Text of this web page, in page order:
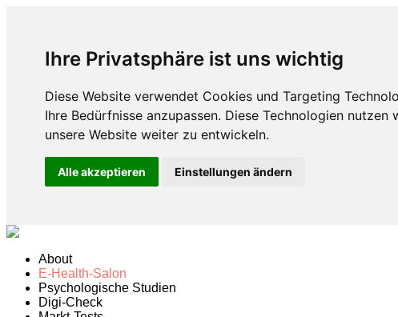
Ihre Privatsphäre ist uns wichtig
Diese Website verwendet Cookies und Targeting
Ihre Bedürfnisse anzupassen. Diese Technologien
unsere Website weiter zu entwickeln.
Alle akzeptieren Einstellungen ändern
About
E-Health-Salon
Psychologische Studien
Digi-Check